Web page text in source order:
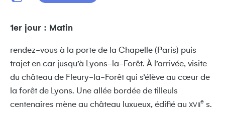
1er jour : Matin
rendez-vous à la porte de la Chapelle (Paris) puis
trajet en car jusqu’à Lyons-la-Forêt. À l’arrivée, visite
du château de Fleury-la-Forêt qui s’élève au cœur de
la forêt de Lyons. Une allée bordée de tilleuls
centenaires mène au château luxueux, édifié au XVIIe s.